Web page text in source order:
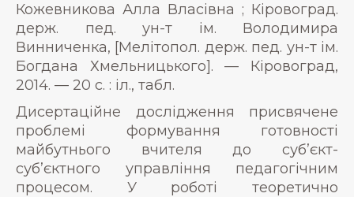
Кожевникова Алла Власівна ; Кіровоград.
держ. пед. ун-т ім. Володимира
Винниченка, [Мелітопол. держ. пед. ун-т ім.
Богдана Хмельницького]. — Кіровоград,
2014. — 20 с. : іл., табл.
Дисертаційне дослідження присвячене
проблемі формування готовності
майбутнього вчителя до суб’єкт-
суб’єктного управління педагогічним
процесом. У роботі теоретично